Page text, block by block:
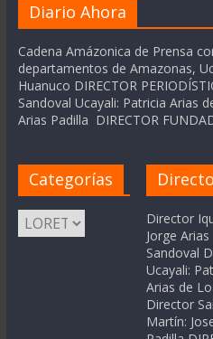
Diario Ahora
Cadena Amázonica de Prensa
departamentos de Amazonas,
Huanuco DIRECTOR
Sandoval Ucayali: Patricia Arias
Arias Padilla DIRECTOR
Categorías
Categorías
Director
Jorge Arias
Sandoval
Ucayali:
Arias de
Director
Martín: